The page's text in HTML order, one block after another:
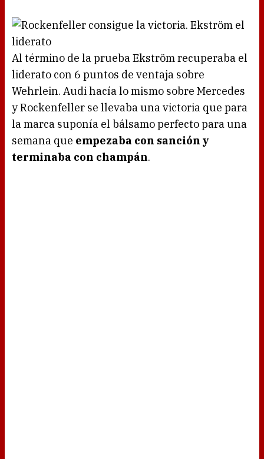
Al término de la prueba Ekström recuperaba el
liderato con 6 puntos de ventaja sobre
Wehrlein. Audi hacía lo mismo sobre Mercedes
y Rockenfeller se llevaba una victoria que para
la marca suponía el bálsamo perfecto para una
semana que empezaba con sanción y
terminaba con champán.